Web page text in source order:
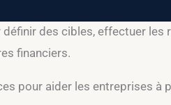
des cibles, effectuer
financiers.
pour aider les entreprises